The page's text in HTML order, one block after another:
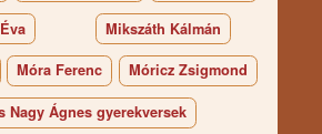
Mikszáth Kálmán
Móra Ferenc Móricz Zsigmond
Nagy Ágnes gyerekversek